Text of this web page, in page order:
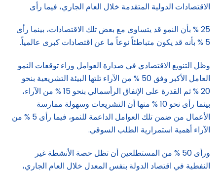
الاقتصادات الدولية المتقدمة خلال العام الجاري، فيما رأى
25 % بأن النمو قد يتساوى مع بعض تلك الاقتصادات، بينما رأى
5 % بأنه قد يكون متباطئاً نوعاً ما عن اقتصادات كبرى عالمياً.
وظل التنويع الاقتصادي في صدارة العوامل وراء توقعات النمو
العامل الأكبر وفق 50 % من الآراء تلتها البيئة التشريعية بنحو
20 % ثم القدرة على الإنفاق الرأسمالي بنحو 15 % من الآراء،
بينما رأى نحو 10 % منها أن التشريعات وسهولة ممارسة
الأعمال من ضمن تلك العوامل الداعمة للنمو، فيما رأى 5 % من
الآراء أهمية استمرارية الطلب السوقي.
ورأى 50 % من المستطلعين أن تظل حصة الأنشطة غير
النفطية في اقتصاد الدولة بنفس المعدل خلال العام الجاري،